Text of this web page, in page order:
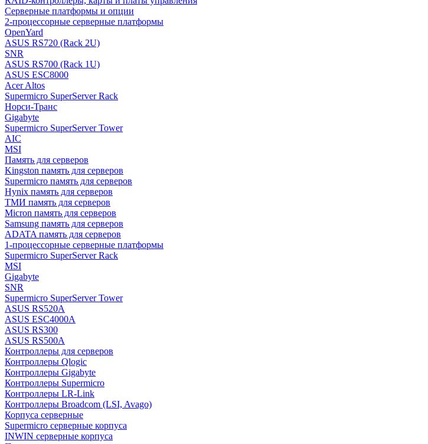
Серверные платформы и опции
2-процессорные серверные платформы
OpenYard
ASUS RS720 (Rack 2U)
SNR
ASUS RS700 (Rack 1U)
ASUS ESC8000
Acer Altos
Supermicro SuperServer Rack
Норси-Транс
Gigabyte
Supermicro SuperServer Tower
AIC
MSI
Память для серверов
Kingston память для серверов
Supermicro память для серверов
Hynix память для серверов
ТМИ память для серверов
Micron память для серверов
Samsung память для серверов
ADATA память для серверов
1-процессорные серверные платформы
Supermicro SuperServer Rack
MSI
Gigabyte
SNR
Supermicro SuperServer Tower
ASUS RS520A
ASUS ESC4000A
ASUS RS300
ASUS RS500A
Контроллеры для серверов
Контроллеры Qlogic
Контроллеры Gigabyte
Контроллеры Supermicro
Контроллеры LR-Link
Контроллеры Broadcom (LSI, Avago)
Корпуса серверные
Supermicro серверные корпуса
INWIN серверные корпуса